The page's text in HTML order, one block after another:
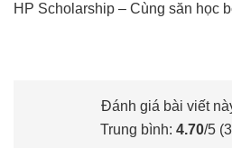
HP Scholarship – Cùng săn học
Đánh giá bài viết
Trung bình: 4.70/5 (